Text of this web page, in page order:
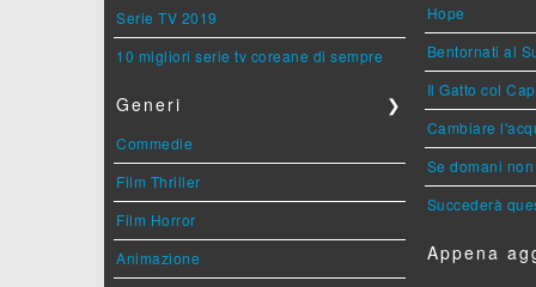
Serie TV 2019
10 migliori serie tv coreane di sempre
Generi ❯
Commedie
Film Thriller
Film Horror
Animazione
Hope
Bentornati al
Il Gatto col
Cambiare
Se domani
Succederà
Appena